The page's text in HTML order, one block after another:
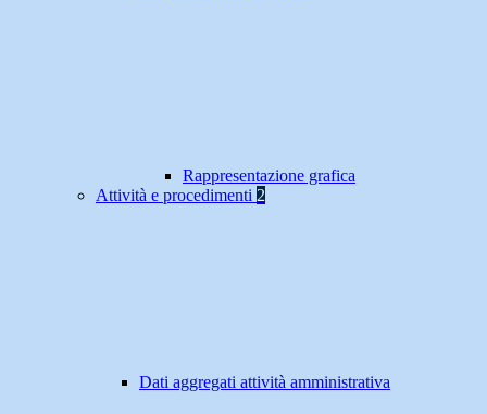
Rappresentazione grafica
Attività e procedimenti 2
Dati aggregati attività amministrativa